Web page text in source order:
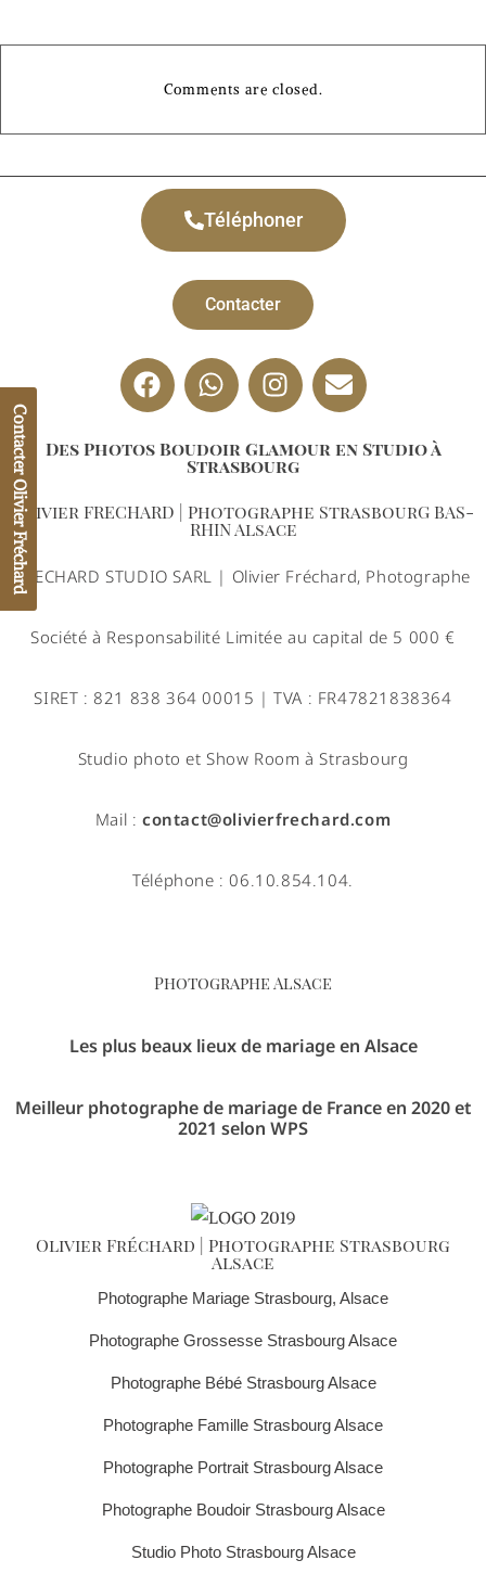
Comments are closed.
Téléphoner
Contacter
Des Photos Boudoir Glamour en Studio à
Strasbourg
Olivier FRECHARD | Photographe StrasbourG BAS-
RHIN Alsace
FRECHARD STUDIO SARL | Olivier Fréchard, Photographe
Société à Responsabilité Limitée au capital de 5 000 €
SIRET : 821 838 364 00015 | TVA : FR47821838364
Studio photo et Show Room à Strasbourg
Mail : contact@olivierfrechard.com
Téléphone : 06.10.854.104.
Photographe Alsace
Les plus beaux lieux de mariage en Alsace
Meilleur photographe de mariage de France en 2020 et
2021 selon WPS
Olivier Fréchard | Photographe Strasbourg
Alsace
Photographe Mariage Strasbourg, Alsace
Photographe Grossesse Strasbourg Alsace
Photographe Bébé Strasbourg Alsace
Photographe Famille Strasbourg Alsace
Photographe Portrait Strasbourg Alsace
Photographe Boudoir Strasbourg Alsace
Studio Photo Strasbourg Alsace
Contacter Olivier Fréchard